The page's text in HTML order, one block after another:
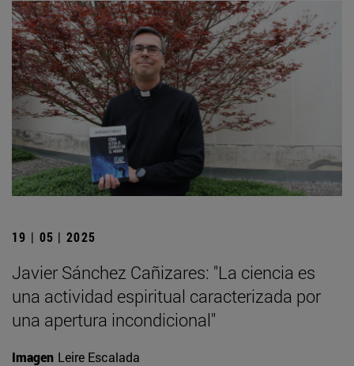
19 | 05 | 2025
Javier Sánchez Cañizares: "La ciencia es
una actividad espiritual caracterizada por
una apertura incondicional"
Imagen Leire Escalada